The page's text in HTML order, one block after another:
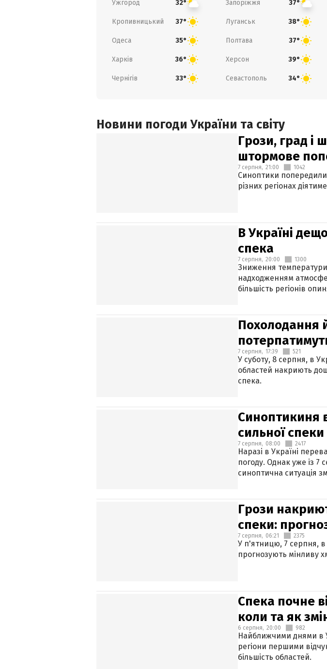
Ужгород 32° Запоріжжя 37°
Кропивницький 37° Луганськ 38°
Одеса 35° Полтава 37°
Харків 36° Херсон 39°
Чернігів 33° Севастополь 34°
Новини погоди України та світу
Грози, град і
штормове
7 серпня, 21:00 1042
Синоптики попередили
різних регіонах
В Україні
спека
7 серпня, 20:00 1300
Зниження температури
надходженням
більшість регіонів
Похолодання
7 серпня, 17:39 521
У суботу, 8 серпня, в
областей накриють
спека.
Синоптикиня
сильної спеки
7 серпня, 08:00 2417
Наразі в Україні
погоду. Однак уже із
синоптична ситуація
Грози
спеки:
7 серпня, 06:21 2375
У п'ятницю, 7 серпня, в
прогнозують мінливу
Спека почне
коли та як
6 серпня, 20:00 982
Найближчими днями в
регіони першими
більшість областей.